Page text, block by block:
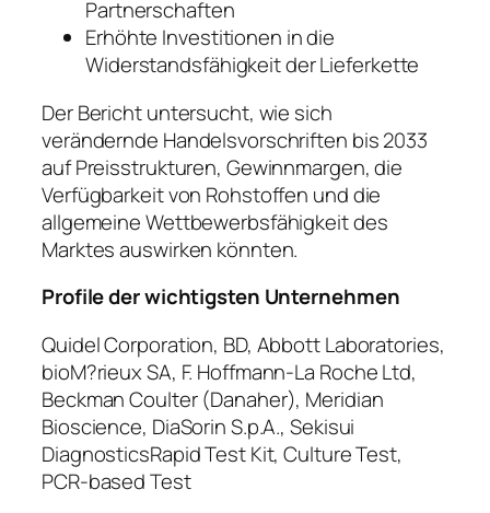
Partnerschaften
Erhöhte Investitionen in die
Widerstandsfähigkeit der Lieferkette
Der Bericht untersucht, wie sich
verändernde Handelsvorschriften bis 2033
auf Preisstrukturen, Gewinnmargen, die
Verfügbarkeit von Rohstoffen und die
allgemeine Wettbewerbsfähigkeit des
Marktes auswirken könnten.
Profile der wichtigsten Unternehmen
Quidel Corporation, BD, Abbott Laboratories,
bioM?rieux SA, F. Hoffmann-La Roche Ltd,
Beckman Coulter (Danaher), Meridian
Bioscience, DiaSorin S.p.A., Sekisui
DiagnosticsRapid Test Kit, Culture Test,
PCR-based Test